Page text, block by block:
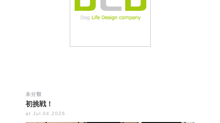
未分類
初挑戦！
at Jul.04.2026